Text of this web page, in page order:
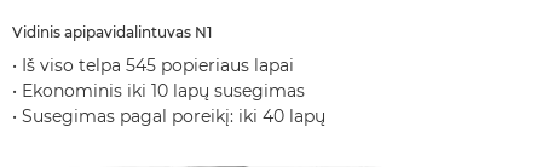
Vidinis apipavidalintuvas N1
• Iš viso telpa 545 popieriaus lapai
• Ekonominis iki 10 lapų susegimas
• Susegimas pagal poreikį: iki 40 lapų